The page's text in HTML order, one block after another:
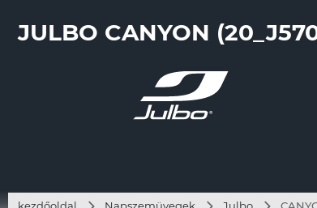
JULBO CANYON